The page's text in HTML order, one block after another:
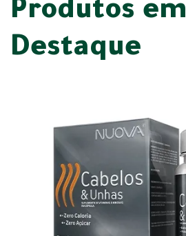
Produtos em
Destaque